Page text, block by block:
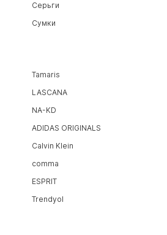
Серьги
Сумки
Tamaris
LASCANA
NA-KD
ADIDAS ORIGINALS
Calvin Klein
comma
ESPRIT
Trendyol